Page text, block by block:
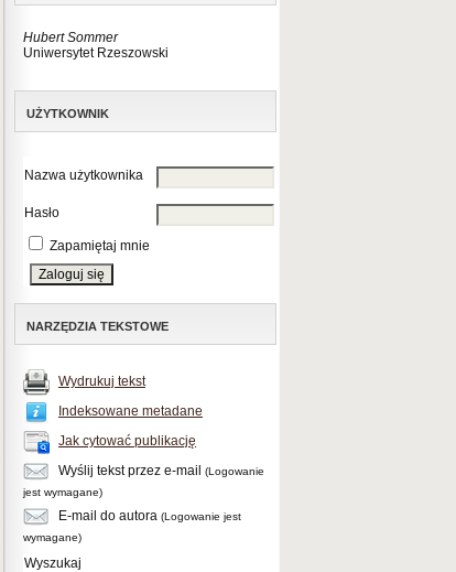
Hubert Sommer
Uniwersytet Rzeszowski
UŻYTKOWNIK
Nazwa użytkownika
Hasło
Zapamiętaj mnie
NARZĘDZIA TEKSTOWE
Wydrukuj tekst
Indeksowane metadane
Jak cytować publikację
Wyślij tekst przez e-mail
(Logowanie
jest wymagane)
E-mail do autora (Logowanie jest
wymagane)
Wyszukaj